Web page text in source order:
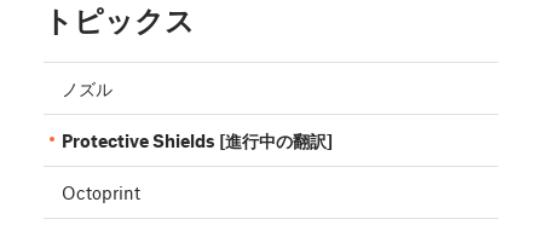
トピックス
ノズル
Protective Shields [進行中の翻訳]
Octoprint